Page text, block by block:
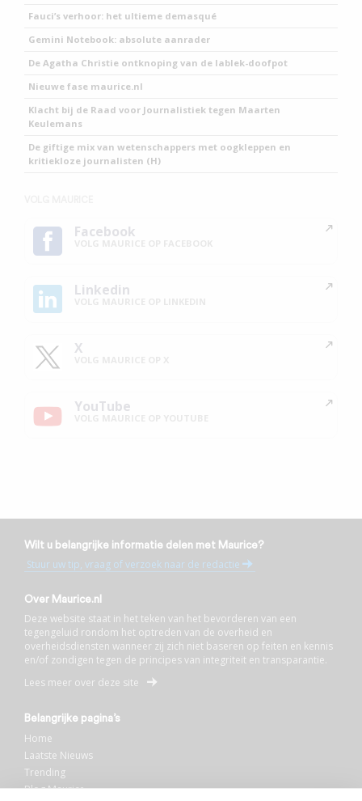
Fauci’s verhoor: het ultieme demasqué
Gemini Notebook: absolute aanrader
De Agatha Christie ontknoping van de lablek-doofpot
Nieuwe fase maurice.nl
Klacht bij de Raad voor Journalistiek tegen Maarten
Keulemans
De giftige mix van wetenschappers met oogkleppen en
kritiekloze journalisten (H)
Facebook
Linkedin
X
YouTube
Wilt u belangrijke informatie delen met Maurice?
Stuur uw tip, vraag of verzoek naar de redactie
Over Maurice.nl
Deze website staat in het teken van het bevorderen van een
tegengeluid rondom het optreden van de overheid en
overheidsdiensten wanneer zij zich niet baseren op feiten en kennis
en/of zondigen tegen de principes van integriteit en transparantie.
Lees meer over deze site
Belangrijke pagina’s
Home
Laatste Nieuws
Trending
Blog Maurice